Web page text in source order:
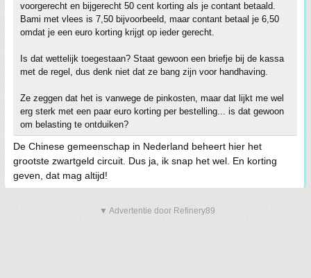
voorgerecht en bijgerecht 50 cent korting als je contant betaald.
Bami met vlees is 7,50 bijvoorbeeld, maar contant betaal je 6,50
omdat je een euro korting krijgt op ieder gerecht.
Is dat wettelijk toegestaan? Staat gewoon een briefje bij de kassa
met de regel, dus denk niet dat ze bang zijn voor handhaving.
Ze zeggen dat het is vanwege de pinkosten, maar dat lijkt me wel
erg sterk met een paar euro korting per bestelling... is dat gewoon
om belasting te ontduiken?
De Chinese gemeenschap in Nederland beheert hier het
grootste zwartgeld circuit. Dus ja, ik snap het wel. En korting
geven, dat mag altijd!
▼ Advertentie door Refinery89